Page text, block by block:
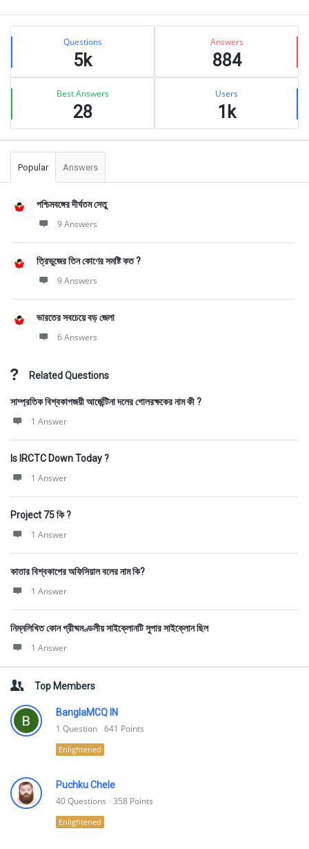
Sidebar
Stats Questions
5k
Answers
884
Best Answers
28
Users
1k
Popular Answers
পশ্চিমবঙ্গের দীর্ঘতম সেতু
9 Answers
ত্রিভুজের তিন কোণের সমষ্টি কত ?
9 Answers
ভারতের সবচেয়ে বড় জেলা
6 Answers
Related Questions
সাম্প্রতিক বিশ্বকাপজয়ী আর্জেন্টিনা দলের গোলরক্ষকের নাম কী ?
1 Answer
Is IRCTC Down Today ?
1 Answer
Project 75 কি ?
1 Answer
কাতার বিশ্বকাপের অফিসিয়াল বলের নাম কি?
1 Answer
নিম্নলিখিত কোন গ্রীষ্মমণ্ডলীয় সাইক্লোনটি সুপার সাইক্লোন ছিল
1 Answer
Top Members
BanglaMCQ IN
1 Question 641 Points
Enlightened
Puchku Chele
40Questions 358 Points
Enlightened